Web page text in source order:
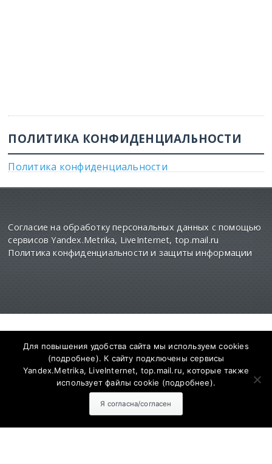
ПОЛИТИКА КОНФИДЕНЦИАЛЬНОСТИ
Политика конфиденциальности
Согласие на обработку персональных данных с помощью
сервисов Yandex.Metrika, LiveInternet, top.mail.ru
Политика конфиденциальности и защиты информации
СМИ Сетевое издание "SalskNews" зарегистрировано
федеральной службе по надзору
в сфере связи информационных технологий и
массовых коммуникаций (РОСКОМНАДЗОР)
Регистрационный номер и дата принятия решения о
регистрации ЭЛ № ФС 77 - 73811 от 28.09.2018 года
Адрес редакции: 347630, Ростовская обл., Сальский р-н,
г. Сальск, ул. Севастопольская, д. 12. Главный редактор
Для повышения удобства сайта мы используем cookies
(подробнее). К сайту подключены сервисы
Yandex.Metrika, LiveInternet, top.mail.ru, которые также
использует файлы cookie (подробнее).
Я согласна/согласен